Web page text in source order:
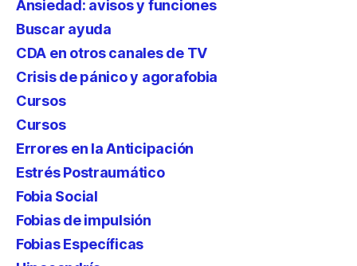
Ansiedad: avisos y funciones
Buscar ayuda
CDA en otros canales de TV
Crisis de pánico y agorafobia
Cursos
Cursos
Errores en la Anticipación
Estrés Postraumático
Fobia Social
Fobias de impulsión
Fobias Específicas